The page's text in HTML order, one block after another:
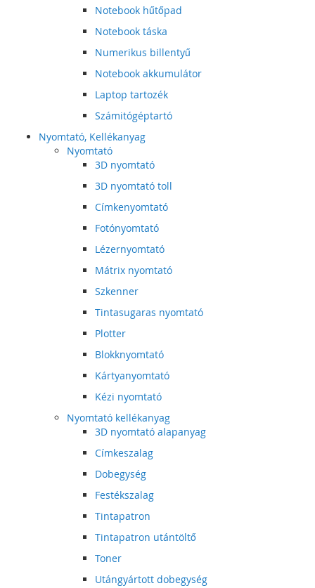
Notebook hűtőpad
Notebook táska
Numerikus billentyű
Notebook akkumulátor
Laptop tartozék
Számitógéptartó
Nyomtató, Kellékanyag
Nyomtató
3D nyomtató
3D nyomtató toll
Címkenyomtató
Fotónyomtató
Lézernyomtató
Mátrix nyomtató
Szkenner
Tintasugaras nyomtató
Plotter
Blokknyomtató
Kártyanyomtató
Kézi nyomtató
Nyomtató kellékanyag
3D nyomtató alapanyag
Címkeszalag
Dobegység
Festékszalag
Tintapatron
Tintapatron utántöltő
Toner
Utángyártott dobegység